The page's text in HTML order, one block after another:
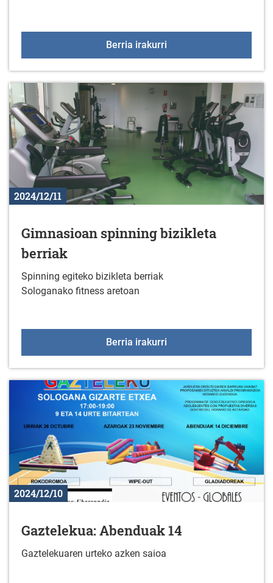
Berria irakurri
2024/12/11
Gimnasioan spinning bizikleta
berriak
Spinning egiteko bizikleta berriak
Sologanako fitness aretoan
Berria irakurri
2024/12/10
Gaztelekua: Abenduak 14
Gaztelekuaren urteko azken saioa